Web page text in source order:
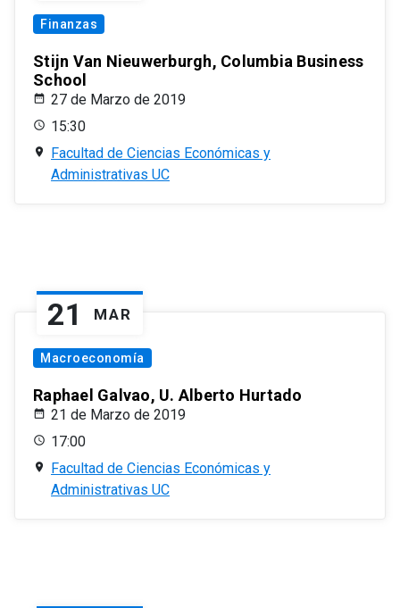
Finanzas
Stijn Van Nieuwerburgh, Columbia Business
School
27 de Marzo de 2019
15:30
Facultad de Ciencias Económicas y
Administrativas UC
21 MAR
Macroeconomía
Raphael Galvao, U. Alberto Hurtado
21 de Marzo de 2019
17:00
Facultad de Ciencias Económicas y
Administrativas UC